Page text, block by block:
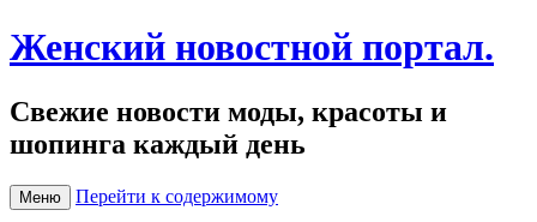
Женский новостной портал.
Свежие новости моды, красоты и
шопинга каждый день
Меню Перейти к содержимому